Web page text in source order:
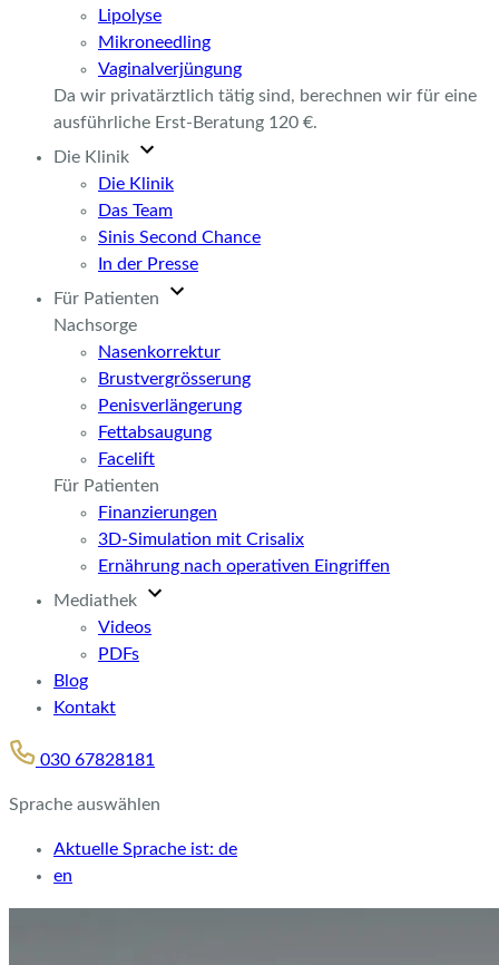
Lipolyse
Mikroneedling
Vaginalverjüngung
Da wir privatärztlich tätig sind, berechnen wir für eine
ausführliche Erst-Beratung 120 €.
Die Klinik
Die Klinik
Das Team
Sinis Second Chance
In der Presse
Für Patienten
Nachsorge
Nasenkorrektur
Brustvergrösserung
Penisverlängerung
Fettabsaugung
Facelift
Für Patienten
Finanzierungen
3D-Simulation mit Crisalix
Ernährung nach operativen Eingriffen
Mediathek
Videos
PDFs
Blog
Kontakt
030 67828181
Sprache auswählen
Aktuelle Sprache ist: de
en